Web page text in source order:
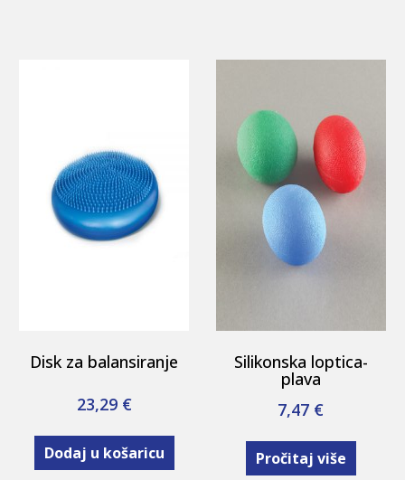
Disk za balansiranje
23,29 €
Dodaj u košaricu
Silikonska loptica-
plava
7,47 €
Pročitaj više